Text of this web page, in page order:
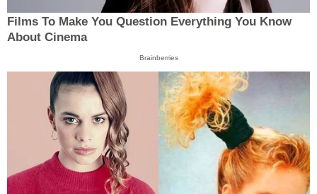
Films To Make You Question Everything You Know
About Cinema
Brainberries